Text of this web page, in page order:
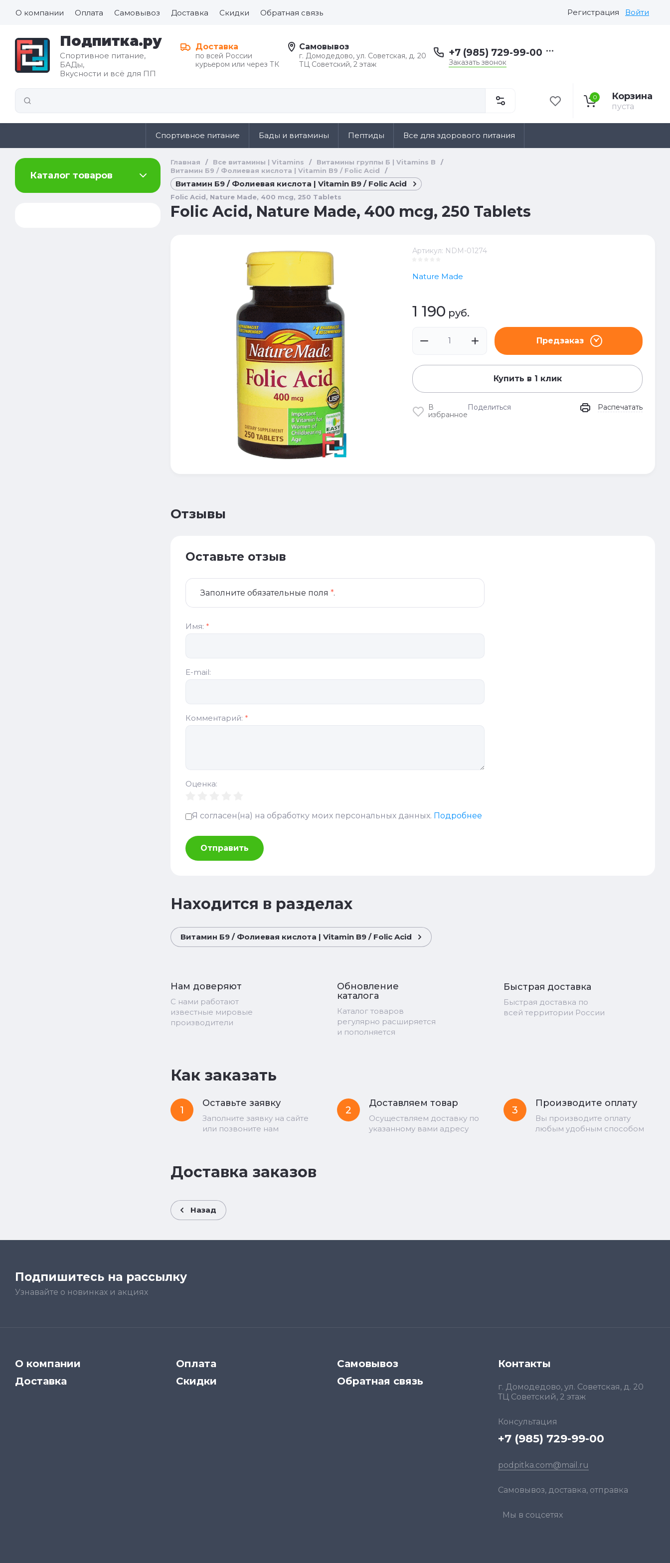
О компании Оплата Самовывоз Доставка Скидки Обратная связь Регистрация Войти
Подпитка.ру
Спортивное питание,
БАДы,
Вкусности и всё для ПП
Доставка
по всей России
курьером или через ТК
Самовывоз
г. Домодедово, ул. Советская, д. 20
ТЦ Советский, 2 этаж
+7 (985) 729-99-00
Заказать звонок
0 Корзина
пуста
Спортивное питание Бады и витамины Пептиды Все для здорового питания
Каталог товаров
Главная / Все витамины | Vitamins / Витамины группы Б | Vitamins B
/
Витамин Б9 / Фолиевая кислота | Vitamin B9 / Folic Acid
/
Витамин Б9 / Фолиевая кислота | Vitamin B9 / Folic Acid
Folic Acid, Nature Made, 400 mcg, 250 Tablets
Folic Acid, Nature Made, 400 mcg, 250 Tablets
Артикул: NDM-01274
Nature Made
1 190 руб.
Предзаказ
Купить в 1 клик
В
избранное
Поделиться Распечатать
Отзывы
Оставьте отзыв
Заполните обязательные поля *.
Имя: *
E-mail:
Комментарий: *
Оценка:
Я согласен(на) на обработку моих персональных данных. Подробнее
Отправить
Находится в разделах
Витамин Б9 / Фолиевая кислота | Vitamin B9 / Folic Acid
Нам доверяют
С нами работают
известные мировые
производители
Обновление
каталога
Каталог товаров
регулярно расширяется
и пополняется
Быстрая доставка
Быстрая доставка по
всей территории России
Как заказать
1
Оставьте заявку
Заполните заявку на сайте
или позвоните нам
2
Доставляем товар
Осуществляем доставку по
указанному вами адресу
3
Производите оплату
Вы производите оплату
любым удобным способом
Доставка заказов
Назад
Подпишитесь на рассылку
Узнавайте о новинках и акциях
О компании Оплата
Самовывоз
Доставка
Скидки Обратная связь
Контакты
г. Домодедово, ул. Советская, д. 20
ТЦ Советский, 2 этаж
Консультация
+7 (985) 729-99-00
podpitka.com@mail.ru
Самовывоз, доставка, отправка
Мы в соцсетях
Все для
здорового
питания